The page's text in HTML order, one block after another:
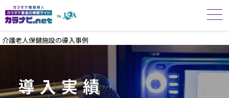
介護老人保健施設の導入事例
導入実績